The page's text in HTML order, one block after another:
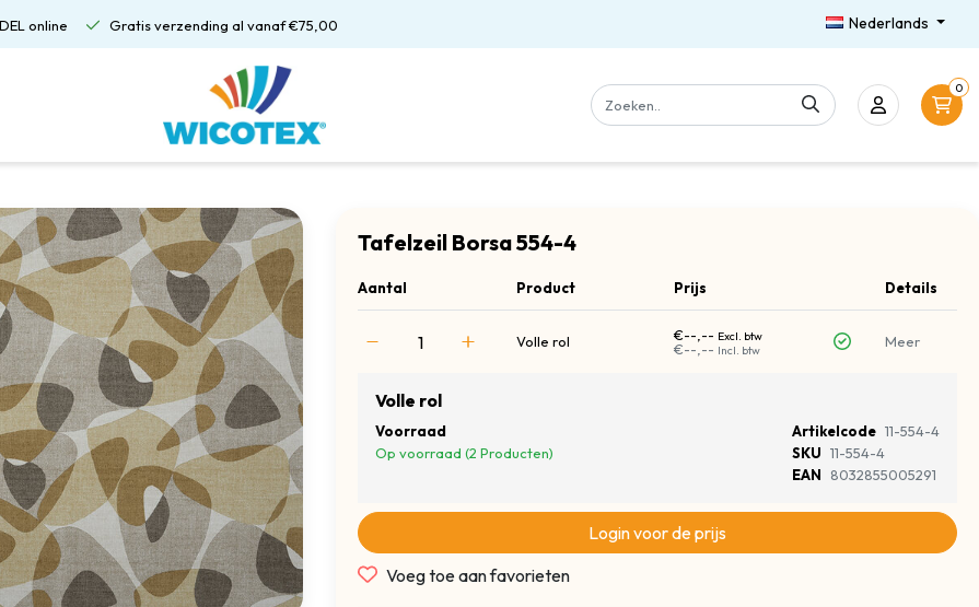
online Gratis verzending al vanaf €75,00 Nederlands
0
Tafelzeil Borsa 554-4
Aantal Product Prijs Details
Volle rol €--,-- Excl. btw
€--,-- Incl. btw Meer
Volle rol
Voorraad
Op voorraad (2 Producten)
Artikelcode 11-554-4
SKU 11-554-4
EAN
8032855005291
Login voor de prijs
Voeg toe aan favorieten